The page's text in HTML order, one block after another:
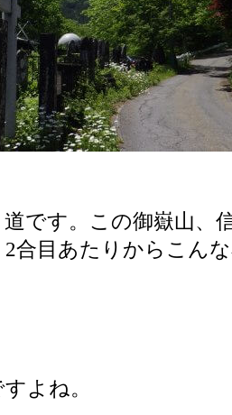
です。この御嶽山、
合目あたりからこん
よね。